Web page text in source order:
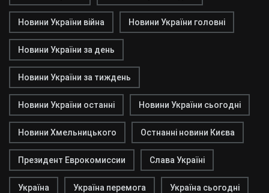
Новини України війна Новини України головні
Новини України за день
Новини України за тиждень
Новини України останні Новини України сьогодні
Новини Хмельницького Остнанні новини Києва
Президент Еврокомиссии Слава Україні
Україна Україна перемога Україна сьогодні